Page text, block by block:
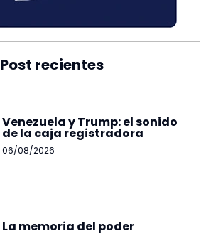
Post recientes
Venezuela y Trump: el sonido
de la caja registradora
06/08/2026
La memoria del poder